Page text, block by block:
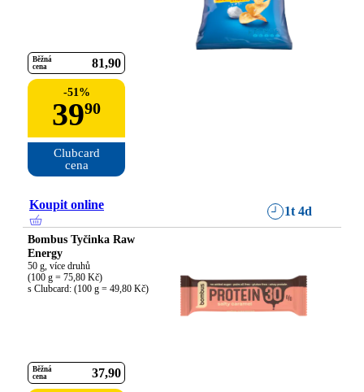
Běžná
cena
81 90
-51%
3990
Clubcard
cena
Koupit online 1t 4d
Bombus Tyčinka Raw
Energy
50 g, více druhů
(100 g = 75,80 Kč)
s Clubcard: (100 g = 49,80 Kč)
Běžná
cena
37 90